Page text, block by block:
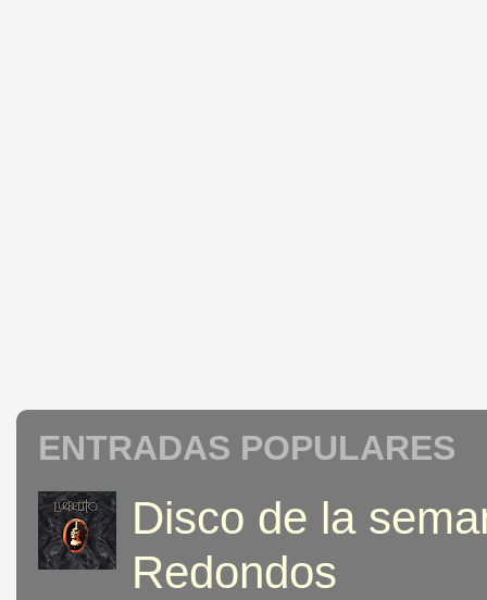
ENTRADAS POPULARES
Disco de la
Redondos